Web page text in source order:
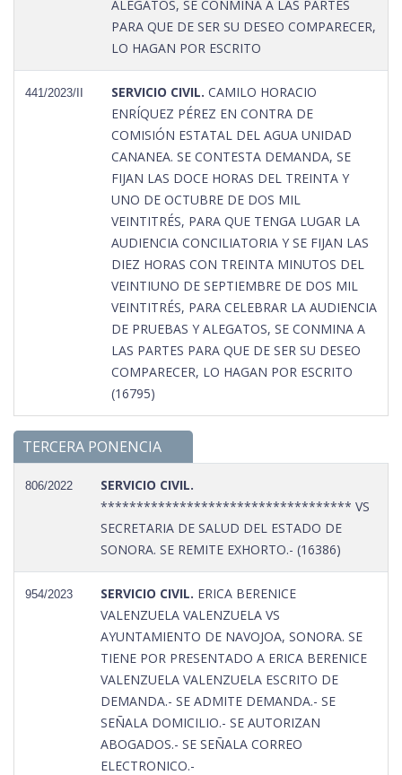
ALEGATOS, SE CONMINA A LAS PARTES
PARA QUE DE SER SU DESEO COMPARECER,
LO HAGAN POR ESCRITO
441/2023/II SERVICIO CIVIL. CAMILO HORACIO
ENRÍQUEZ PÉREZ EN CONTRA DE
COMISIÓN ESTATAL DEL AGUA UNIDAD
CANANEA. SE CONTESTA DEMANDA, SE
FIJAN LAS DOCE HORAS DEL TREINTA Y
UNO DE OCTUBRE DE DOS MIL
VEINTITRÉS, PARA QUE TENGA LUGAR LA
AUDIENCIA CONCILIATORIA Y SE FIJAN LAS
DIEZ HORAS CON TREINTA MINUTOS DEL
VEINTIUNO DE SEPTIEMBRE DE DOS MIL
VEINTITRÉS, PARA CELEBRAR LA AUDIENCIA
DE PRUEBAS Y ALEGATOS, SE CONMINA A
LAS PARTES PARA QUE DE SER SU DESEO
COMPARECER, LO HAGAN POR ESCRITO
(16795)
TERCERA PONENCIA
806/2022
SERVICIO CIVIL.
*********************************** VS
SECRETARIA DE SALUD DEL ESTADO DE
SONORA. SE REMITE EXHORTO.- (16386)
954/2023 SERVICIO CIVIL. ERICA BERENICE
VALENZUELA VALENZUELA VS
AYUNTAMIENTO DE NAVOJOA, SONORA. SE
TIENE POR PRESENTADO A ERICA BERENICE
VALENZUELA VALENZUELA ESCRITO DE
DEMANDA.- SE ADMITE DEMANDA.- SE
SEÑALA DOMICILIO.- SE AUTORIZAN
ABOGADOS.- SE SEÑALA CORREO
ELECTRONICO.-